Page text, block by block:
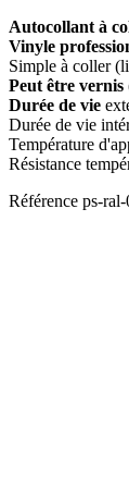
Autocollant à
Vinyle
Simple à coller
Peut être vernis
Durée de vie
Durée de vie
Température
Résistance
Référence ps-